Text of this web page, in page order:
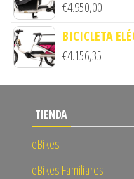
€4.950,00
BICICLETA
€4.156,35
TIENDA
eBikes
eBikes Familiares